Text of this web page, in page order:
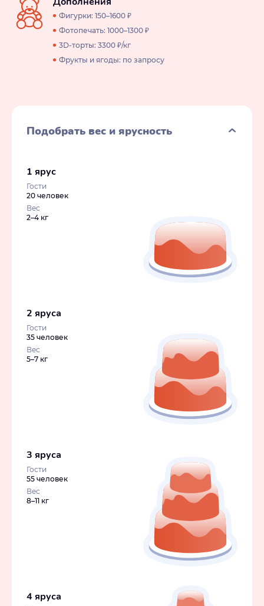
Фигурки: 150–1600 ₽
Фотопечать: 1000–1300 ₽
3D-торты: 3300 ₽/кг
Фрукты и ягоды: по запросу
Подобрать вес и ярусность
1 ярус
Гости
20 человек
Вес
2–4 кг
2 яруса
Гости
35 человек
Вес
5–7 кг
3 яруса
Гости
55 человек
Вес
8–11 кг
4 яруса